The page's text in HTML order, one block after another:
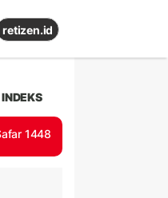
retizen.id
INDEKS
1448